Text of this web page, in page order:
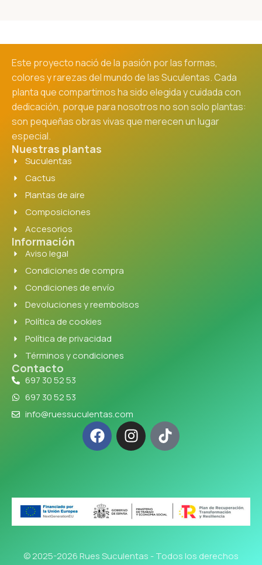
Este proyecto nació de la pasión por las formas,
colores y rarezas del mundo de las Suculentas. Cada
planta que compartimos ha sido elegida y cuidada con
dedicación, porque para nosotros no son solo plantas:
son pequeñas obras vivas que merecen un lugar
especial.
Nuestras plantas
Suculentas
Cactus
Plantas de aire
Composiciones
Accesorios
Información
Aviso legal
Condiciones de compra
Condiciones de envío
Devoluciones y reembolsos
Política de cookies
Política de privacidad
Términos y condiciones
Contacto
697 30 52 53
697 30 52 53
info@ruessuculentas.com
© 2025-2026 Rues Suculentas - Todos los derechos